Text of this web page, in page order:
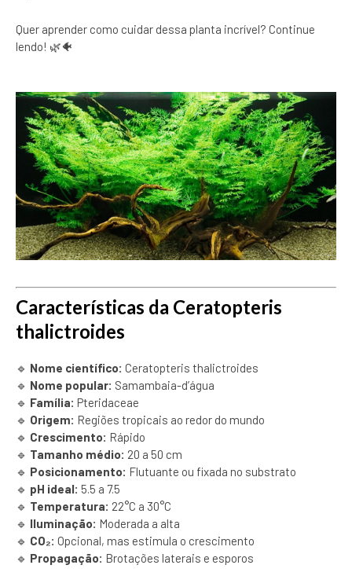
Quer aprender como cuidar dessa planta incrível? Continue
lendo! 🌿🐠
Características da Ceratopteris
thalictroides
🔹 Nome científico: Ceratopteris thalictroides
🔹 Nome popular: Samambaia-d’água
🔹 Família: Pteridaceae
🔹 Origem: Regiões tropicais ao redor do mundo
🔹 Crescimento: Rápido
🔹 Tamanho médio: 20 a 50 cm
🔹 Posicionamento: Flutuante ou fixada no substrato
🔹 pH ideal: 5.5 a 7.5
🔹 Temperatura: 22°C a 30°C
🔹 Iluminação: Moderada a alta
🔹 CO₂: Opcional, mas estimula o crescimento
🔹 Propagação: Brotações laterais e esporos